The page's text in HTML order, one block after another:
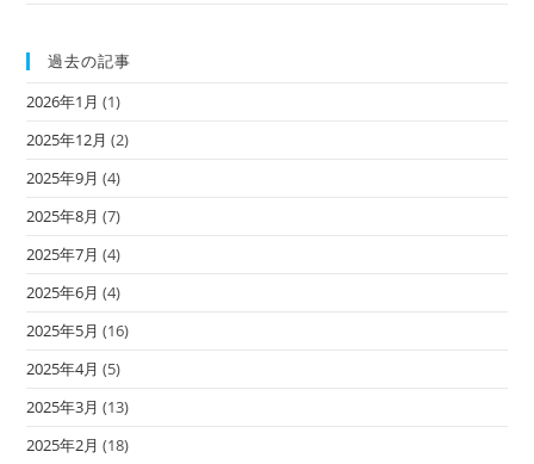
過去の記事
2026年1月 (1)
2025年12月 (2)
2025年9月 (4)
2025年8月 (7)
2025年7月 (4)
2025年6月 (4)
2025年5月 (16)
2025年4月 (5)
2025年3月 (13)
2025年2月 (18)